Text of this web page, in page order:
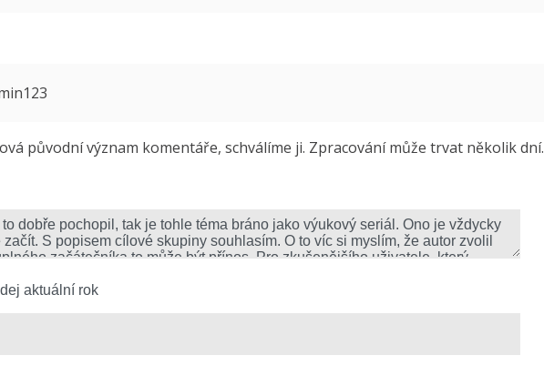
původní význam komentáře, schválíme ji. Zpracování může trvat několik dní.
aktuální rok